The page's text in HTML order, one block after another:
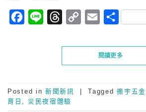
Facebook
Line Threads
Copy Email分
閱讀更多
Posted in 新聞新訊 Tagged振宇五金
育日 , 災民夜宿體驗